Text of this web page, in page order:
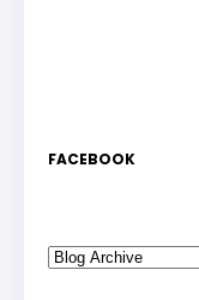
FACEBOOK